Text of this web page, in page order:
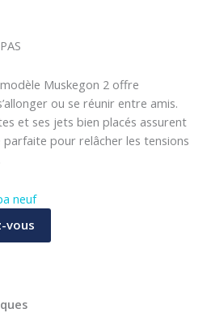
Muskegon 2 offre
ou se réunir entre amis.
et ses jets bien placés assurent
pour relâcher les tensions
neuf
vous